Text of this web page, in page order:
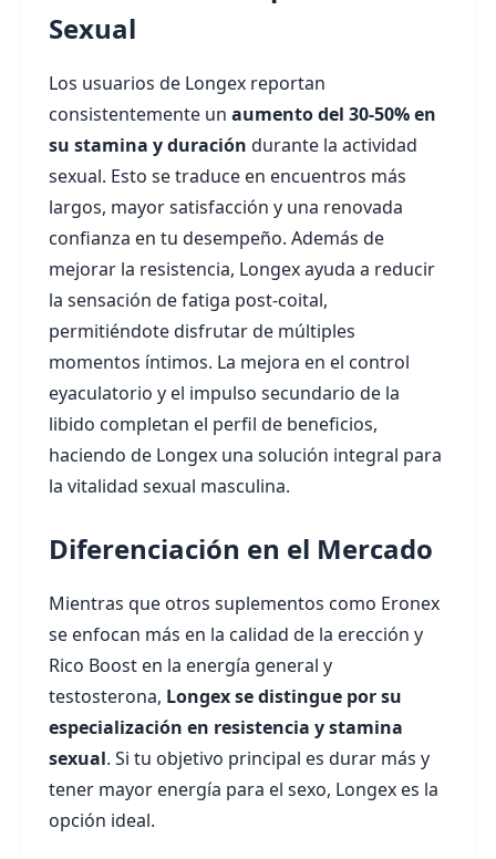
Sexual
Los usuarios de Longex reportan
consistentemente un aumento del 30-50% en
su stamina y duración durante la actividad
sexual. Esto se traduce en encuentros más
largos, mayor satisfacción y una renovada
confianza en tu desempeño. Además de
mejorar la resistencia, Longex ayuda a reducir
la sensación de fatiga post-coital,
permitiéndote disfrutar de múltiples
momentos íntimos. La mejora en el control
eyaculatorio y el impulso secundario de la
libido completan el perfil de beneficios,
haciendo de Longex una solución integral para
la vitalidad sexual masculina.
Diferenciación en el Mercado
Mientras que otros suplementos como Eronex
se enfocan más en la calidad de la erección y
Rico Boost en la energía general y
testosterona, Longex se distingue por su
especialización en resistencia y stamina
sexual. Si tu objetivo principal es durar más y
tener mayor energía para el sexo, Longex es la
opción ideal.